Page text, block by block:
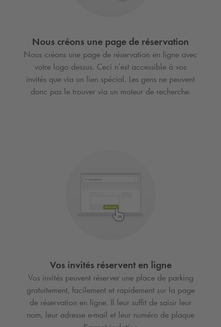
Nous créons une page de réservation
Nous créons une page de réservation en ligne avec
votre logo dessus. Ceci n’est accessible à vos
invités que via un lien spécial. Les gens ne peuvent
donc pas le trouver via un moteur de recherche.
Vos invités réservent en ligne
Vos invités peuvent réserver une place de parking
gratuitement, facilement et rapidement sur la page
de réservation en ligne. Il leur suffit de saisir leur
nom, leur adresse e-mail et leur numéro de plaque